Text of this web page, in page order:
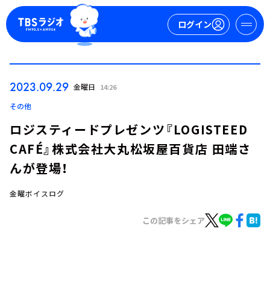
ログイン
2023.09.29 金曜日 14:26
その他
ロジスティードプレゼンツ『LOGISTEED
CAFÉ』株式会社大丸松坂屋百貨店 田端さ
んが登場！
金曜ボイスログ
この記事をシェア